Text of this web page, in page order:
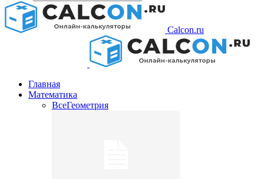
Calcon.ru
Главная
Математика
ВсеГеометрия